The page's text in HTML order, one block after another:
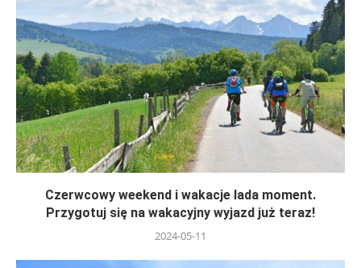
Czerwcowy weekend i wakacje lada moment.
Przygotuj się na wakacyjny wyjazd już teraz!
2024-05-11